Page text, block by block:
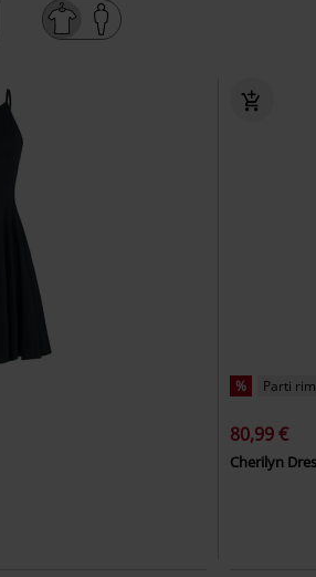
% Parti
80,99 €
Cherilyn